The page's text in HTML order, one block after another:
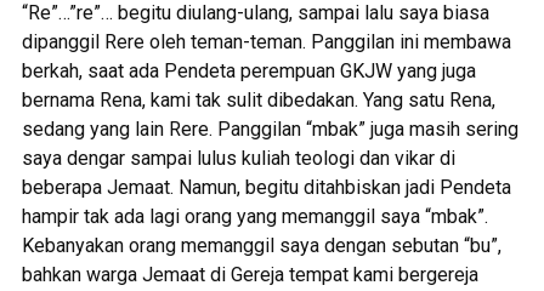
“Re”…”re”… begitu diulang-ulang, sampai lalu saya biasa
dipanggil Rere oleh teman-teman. Panggilan ini membawa
berkah, saat ada Pendeta perempuan GKJW yang juga
bernama Rena, kami tak sulit dibedakan. Yang satu Rena,
sedang yang lain Rere. Panggilan “mbak” juga masih sering
saya dengar sampai lulus kuliah teologi dan vikar di
beberapa Jemaat. Namun, begitu ditahbiskan jadi Pendeta
hampir tak ada lagi orang yang memanggil saya “mbak”.
Kebanyakan orang memanggil saya dengan sebutan “bu”,
bahkan warga Jemaat di Gereja tempat kami bergereja